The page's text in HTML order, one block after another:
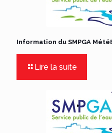
Information du SMPGA
Lire la suite